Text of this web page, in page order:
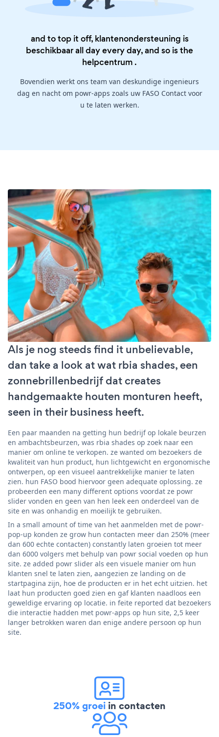
and to top it off, klantenondersteuning is
beschikbaar all day every day, and so is the
helpcentrum .
Bovendien werkt ons team van deskundige ingenieurs
dag en nacht om powr-apps zoals uw FASO Contact voor
u te laten werken.
Als je nog steeds find it unbelievable,
dan take a look at wat rbia shades, een
zonnebrillenbedrijf dat creates
handgemaakte houten monturen heeft,
seen in their business heeft.
Een paar maanden na getting hun bedrijf op lokale beurzen
en ambachtsbeurzen, was rbia shades op zoek naar een
manier om online te verkopen. ze wanted om bezoekers de
kwaliteit van hun product, hun lichtgewicht en ergonomische
ontwerpen, op een visueel aantrekkelijke manier te laten
zien. hun FASO bood hiervoor geen adequate oplossing. ze
probeerden een many different options voordat ze powr
slider vonden en geen van hen leek een onderdeel van de
site en was onhandig en moeilijk te gebruiken.
In a small amount of time van het aanmelden met de powr-
pop-up konden ze grow hun contacten meer dan 250% (meer
dan 600 echte contacten) constantly laten groeien tot meer
dan 6000 volgers met behulp van powr social voeden op hun
site. ze added powr slider als een visuele manier om hun
klanten snel te laten zien, aangezien ze landing on de
startpagina zijn, hoe de producten er in het echt uitzien. het
laat hun producten goed zien en gaf klanten naadloos een
geweldige ervaring op locatie. in feite reported dat bezoekers
die interactie hadden met powr-apps op hun site, 2,5 keer
langer betrokken waren dan enige andere persoon op hun
site.
250% groei in contacten